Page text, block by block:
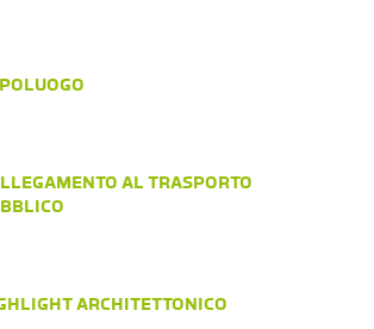
AL TRASPORTO
ARCHITETTONICO